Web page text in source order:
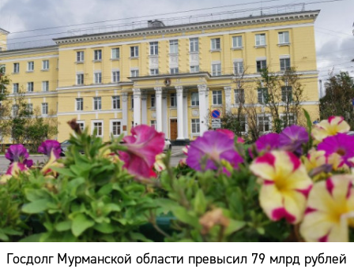
Госдолг Мурманской области превысил 79 млрд рублей